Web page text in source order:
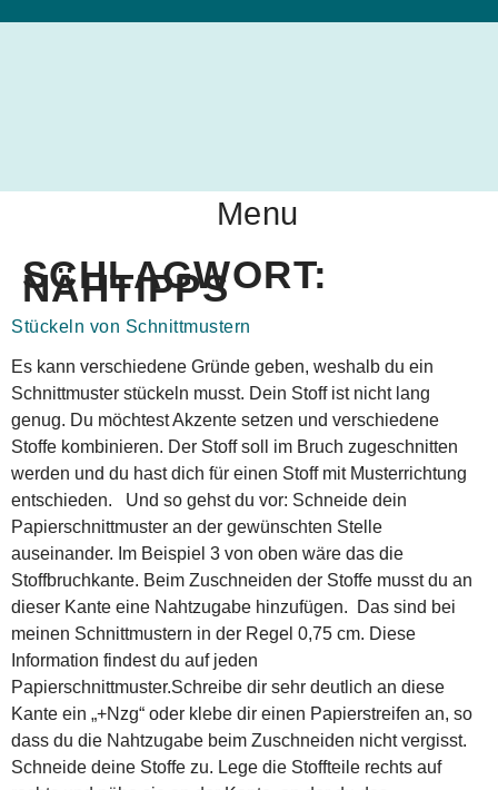
Menu
SCHLAGWORT:
NÄHTIPPS
Stückeln von Schnittmustern
Es kann verschiedene Gründe geben, weshalb du ein
Schnittmuster stückeln musst. Dein Stoff ist nicht lang
genug. Du möchtest Akzente setzen und verschiedene
Stoffe kombinieren. Der Stoff soll im Bruch zugeschnitten
werden und du hast dich für einen Stoff mit Musterrichtung
entschieden. Und so gehst du vor: Schneide dein
Papierschnittmuster an der gewünschten Stelle
auseinander. Im Beispiel 3 von oben wäre das die
Stoffbruchkante. Beim Zuschneiden der Stoffe musst du an
dieser Kante eine Nahtzugabe hinzufügen. Das sind bei
meinen Schnittmustern in der Regel 0,75 cm. Diese
Information findest du auf jeden
Papierschnittmuster.Schreibe dir sehr deutlich an diese
Kante ein „+Nzg“ oder klebe dir einen Papierstreifen an, so
dass du die Nahtzugabe beim Zuschneiden nicht vergisst.
Schneide deine Stoffe zu. Lege die Stoffteile rechts auf